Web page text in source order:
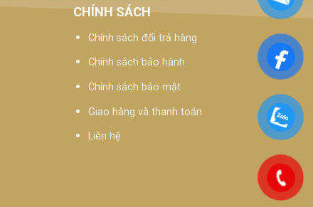
CHÍNH SÁCH
Chính sách đổi trả hàng
Chính sách bảo hành
Chính sách bảo mật
Giao hàng và thanh toán
Liên hệ